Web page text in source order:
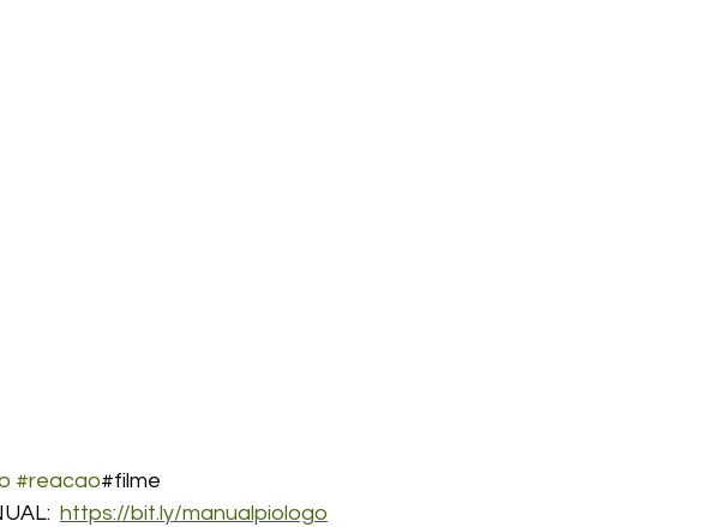
#reacao#filme
https://bit.ly/manualpiologo